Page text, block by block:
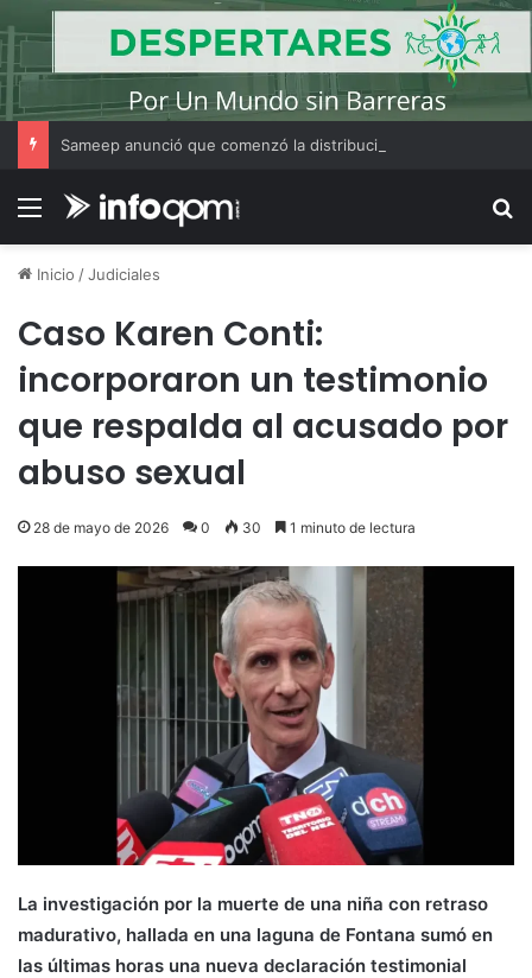
Menú
Inicio /Judiciales
Caso Karen Conti:
incorporaron un testimonio
que respalda al acusado por
abuso sexual
28 de mayo de 2026 0 30 1 minuto de lectura
La investigación por la muerte de una niña con retraso
madurativo, hallada en una laguna de Fontana sumó en
las últimas horas una nueva declaración testimonial